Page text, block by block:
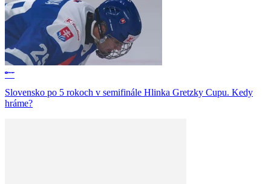
Slovensko po 5 rokoch v semifinále Hlinka Gretzky Cupu. Kedy
hráme?